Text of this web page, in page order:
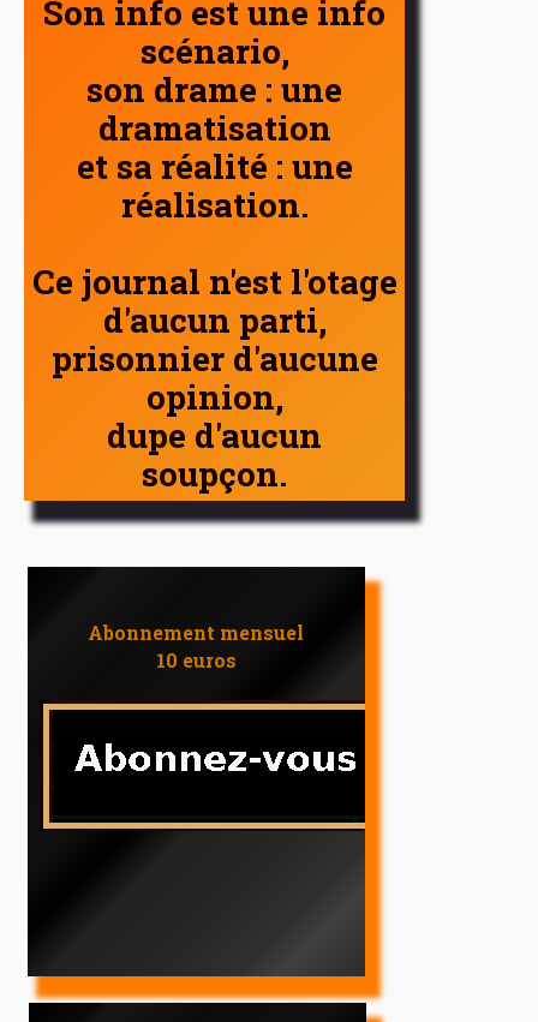
Son info est une info
scénario,
son drame : une
dramatisation
et sa réalité : une
réalisation.
Ce journal n'est l'otage
d'aucun parti,
prisonnier d'aucune
opinion,
dupe d'aucun
soupçon.
Abonnement mensuel
10 euros